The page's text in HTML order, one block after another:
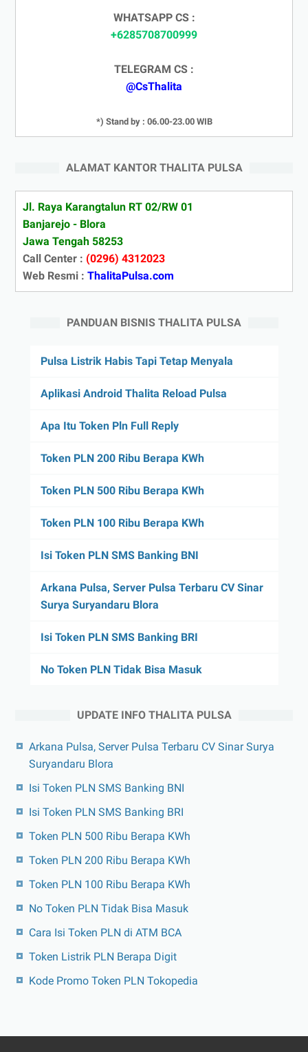
WHATSAPP CS :
+6285708700999
TELEGRAM CS :
@CsThalita
*) Stand by : 06.00-23.00 WIB
ALAMAT KANTOR THALITA PULSA
Jl. Raya Karangtalun RT 02/RW 01
Banjarejo - Blora
Jawa Tengah 58253
Call Center : (0296) 4312023
Web Resmi : ThalitaPulsa.com
PANDUAN BISNIS THALITA PULSA
Pulsa Listrik Habis Tapi Tetap Menyala
Aplikasi Android Thalita Reload Pulsa
Apa Itu Token Pln Full Reply
Token PLN 200 Ribu Berapa KWh
Token PLN 500 Ribu Berapa KWh
Token PLN 100 Ribu Berapa KWh
Isi Token PLN SMS Banking BNI
Arkana Pulsa, Server Pulsa Terbaru CV Sinar
Surya Suryandaru Blora
Isi Token PLN SMS Banking BRI
No Token PLN Tidak Bisa Masuk
UPDATE INFO THALITA PULSA
Arkana Pulsa, Server Pulsa Terbaru CV Sinar Surya
Suryandaru Blora
Isi Token PLN SMS Banking BNI
Isi Token PLN SMS Banking BRI
Token PLN 500 Ribu Berapa KWh
Token PLN 200 Ribu Berapa KWh
Token PLN 100 Ribu Berapa KWh
No Token PLN Tidak Bisa Masuk
Cara Isi Token PLN di ATM BCA
Token Listrik PLN Berapa Digit
Kode Promo Token PLN Tokopedia